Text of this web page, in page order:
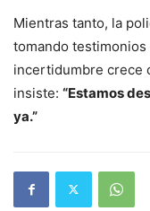
Mientras tanto, la
tomando testimonios
incertidumbre crece
insiste: “Estamos
ya.”